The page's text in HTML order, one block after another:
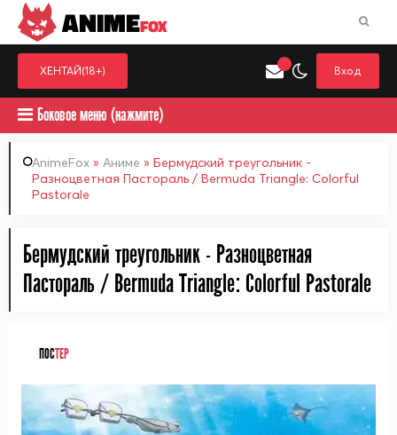
ANIMEFOX
ХЕНТАЙ(18+) Вход
Боковое меню (нажмите)
AnimeFox » Аниме » Бермудский треугольник -
Разноцветная Пастораль / Bermuda Triangle: Colorful
Pastorale
Бермудский треугольник - Разноцветная
Пастораль / Bermuda Triangle: Colorful Pastorale
ПОСТЕР